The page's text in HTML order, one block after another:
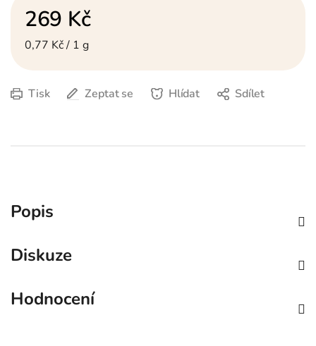
269 Kč
Měrná cena:
0,77 Kč / 1 g
Tisk Zeptat se Hlídat Sdílet
Popis
Diskuze
Hodnocení